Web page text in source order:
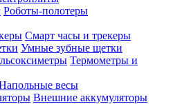
Роботы-полотеры
Смарт часы и трекеры
Умные зубные щетки
Термометры и
весы
Внешние аккумуляторы